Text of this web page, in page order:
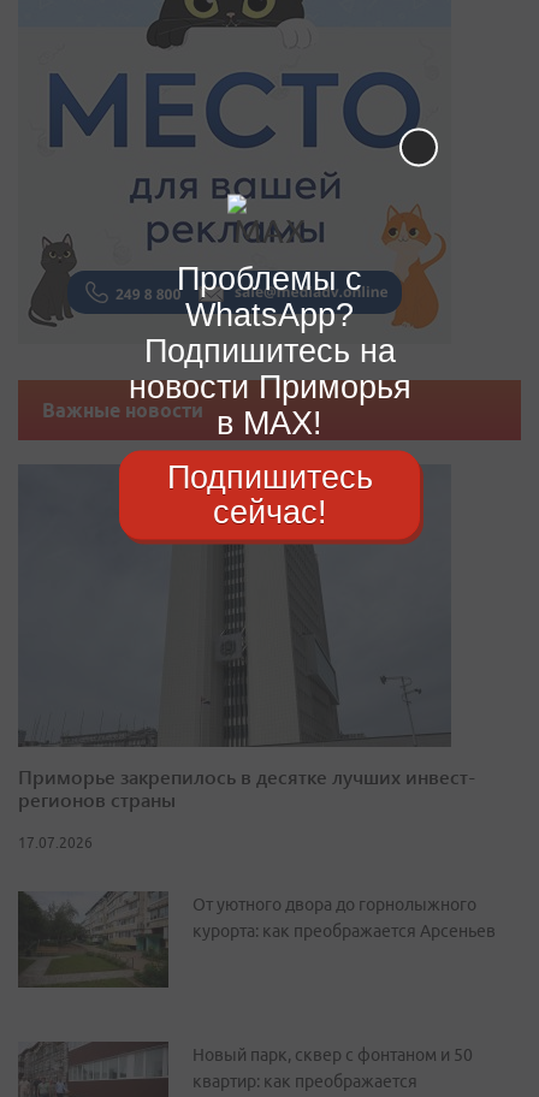
Важные новости
Приморье закрепилось в десятке лучших инвест-
регионов страны
17.07.2026
От уютного двора до горнолыжного
курорта: как преображается Арсеньев
Новый парк, сквер с фонтаном и 50
квартир: как преображается
Проблемы с
WhatsApp?
Подпишитесь на
новости Приморья
в MAX!
Подпишитесь
сейчас!